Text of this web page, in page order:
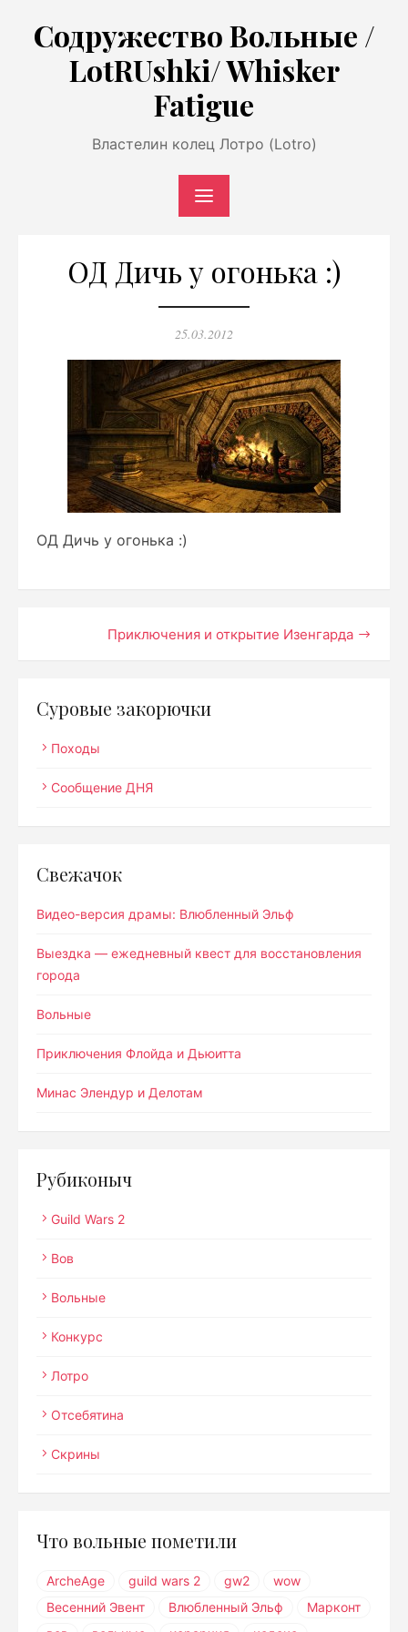
содержимому
Содружество Вольные /
LotRUshki/ Whisker
Fatigue
Властелин колец Лотро (Lotro)
ОД Дичь у огонька :)
Опубликовано
25.03.2012
ОД Дичь у огонька :)
Навигация
записям
Приключения и открытие Изенгарда
Суровые закорючки
Походы
Сообщение ДНЯ
Свежачок
Видео-версия драмы: Влюбленный Эльф
Выездка — ежедневный квест для восстановления
города
Вольные
Приключения Флойда и Дьюитта
Минас Элендур и Делотам
Рубиконыч
Guild Wars 2
Вов
Вольные
Конкурс
Лотро
Отсебятина
Скрины
Что вольные пометили
ArcheAge guild wars 2 gw2
wow
Весенний Эвент
Влюбленный Эльф
Марконт